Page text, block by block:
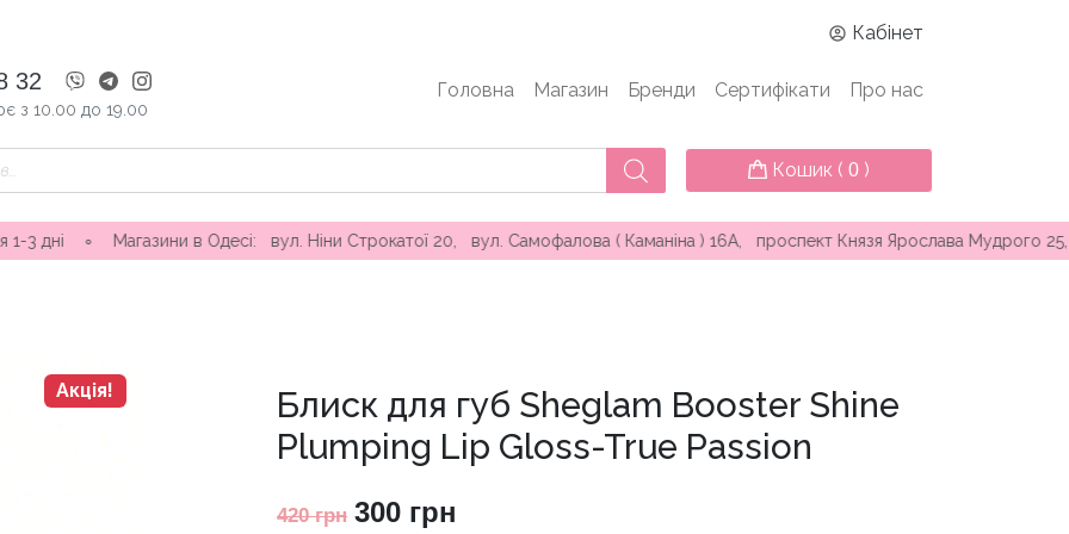
Кабінет
32
з 10.00 до 19.00
Головна Магазин Бренди Сертифікати Про нас
Кошик ( 0 )
∘ Магазини в Одесі: вул. Ніни Строкатої 20, вул. Самофалова ( Каманіна ) 16А, проспект Князя Ярослава Мудрого 25, вул.
Акція!
Блиск для губ Sheglam Booster Shine
Plumping Lip Gloss-True Passion
420грн Оригінальна
300 грн